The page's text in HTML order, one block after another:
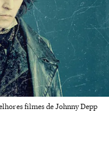
filmes de Johnny Depp